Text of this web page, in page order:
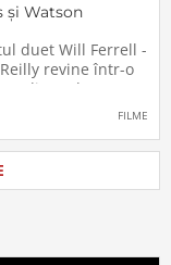
și Watson
duet Will Ferrell -
Reilly revine într-o
Holmes &
povestea super-
și a asistentului
inspirată
best-seller al
FILME